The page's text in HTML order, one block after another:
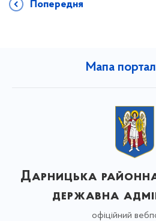
Попередня
Мапа
Дарницька районна
державна
офіційний